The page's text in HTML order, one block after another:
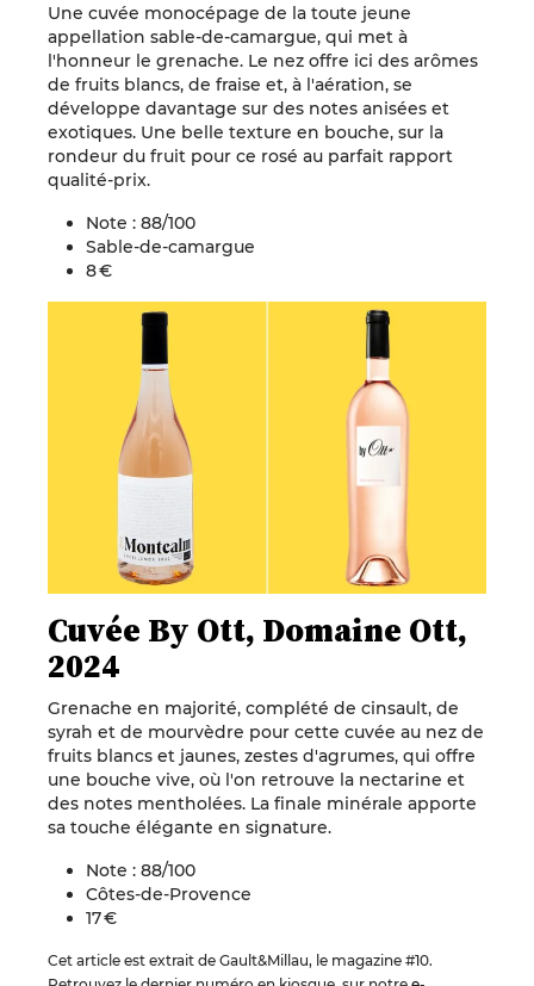
Une cuvée monocépage de la toute jeune
appellation sable-de-camargue, qui met à
l'honneur le grenache. Le nez offre ici des arômes
de fruits blancs, de fraise et, à l'aération, se
développe davantage sur des notes anisées et
exotiques. Une belle texture en bouche, sur la
rondeur du fruit pour ce rosé au parfait rapport
qualité-prix.
Note : 88/100
Sable-de-camargue
8 €
Cuvée By Ott, Domaine Ott,
2024
Grenache en majorité, complété de cinsault, de
syrah et de mourvèdre pour cette cuvée au nez de
fruits blancs et jaunes, zestes d'agrumes, qui offre
une bouche vive, où l'on retrouve la nectarine et
des notes mentholées. La finale minérale apporte
sa touche élégante en signature.
Note : 88/100
Côtes-de-Provence
17 €
Cet article est extrait de Gault&Millau, le magazine #10.